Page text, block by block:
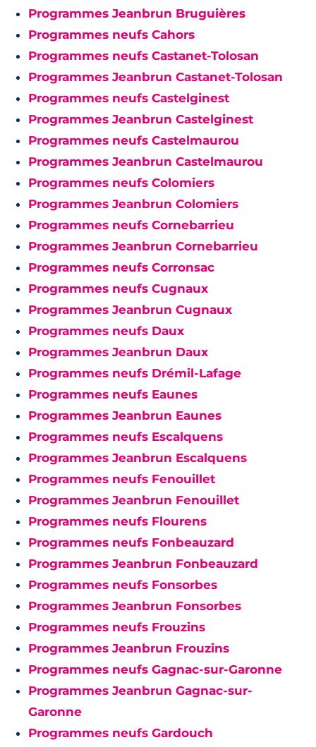
Programmes Jeanbrun Bruguières
Programmes neufs Cahors
Programmes neufs Castanet-Tolosan
Programmes Jeanbrun Castanet-Tolosan
Programmes neufs Castelginest
Programmes Jeanbrun Castelginest
Programmes neufs Castelmaurou
Programmes Jeanbrun Castelmaurou
Programmes neufs Colomiers
Programmes Jeanbrun Colomiers
Programmes neufs Cornebarrieu
Programmes Jeanbrun Cornebarrieu
Programmes neufs Corronsac
Programmes neufs Cugnaux
Programmes Jeanbrun Cugnaux
Programmes neufs Daux
Programmes Jeanbrun Daux
Programmes neufs Drémil-Lafage
Programmes neufs Eaunes
Programmes Jeanbrun Eaunes
Programmes neufs Escalquens
Programmes Jeanbrun Escalquens
Programmes neufs Fenouillet
Programmes Jeanbrun Fenouillet
Programmes neufs Flourens
Programmes neufs Fonbeauzard
Programmes Jeanbrun Fonbeauzard
Programmes neufs Fonsorbes
Programmes Jeanbrun Fonsorbes
Programmes neufs Frouzins
Programmes Jeanbrun Frouzins
Programmes neufs Gagnac-sur-Garonne
Programmes Jeanbrun Gagnac-sur-
Garonne
Programmes neufs Gardouch